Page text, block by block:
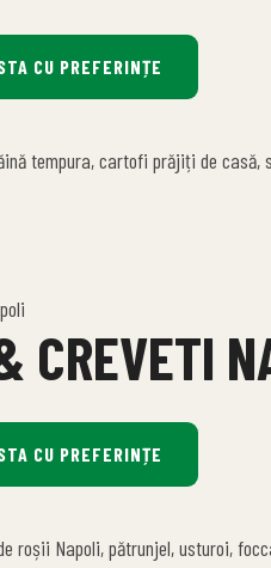
CU PREFERINȚE
tempura, cartofi prăjiți de casă,
CREVETI
CU PREFERINȚE
roșii Napoli, pătrunjel, usturoi,